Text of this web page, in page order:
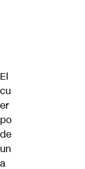
El
cu
er
po
de
un
a